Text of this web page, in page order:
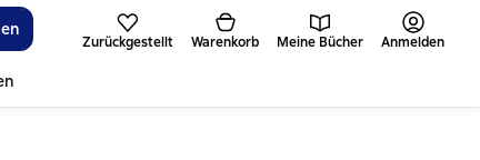
Zurückgestellt Warenkorb Meine Bücher Anmelden